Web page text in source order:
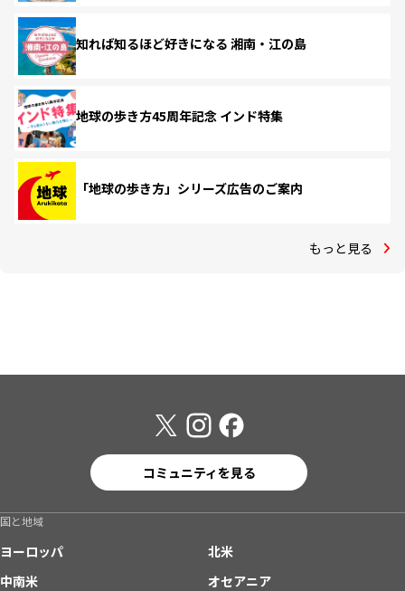
知れば知るほど好きになる 湘南・江の島
地球の歩き方45周年記念 インド特集
「地球の歩き方」シリーズ広告のご案内
もっと見る
コミュニティを見る
国と地域
ヨーロッパ
北米
中南米
オセアニア